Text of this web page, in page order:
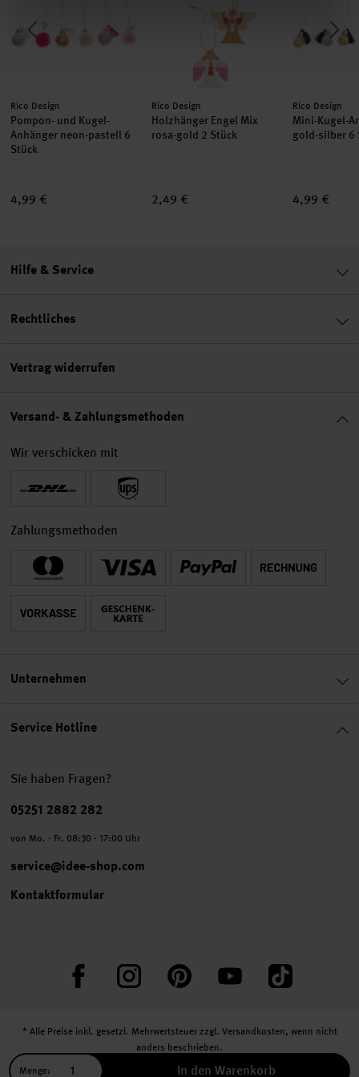
Menge: In den Warenkorb
Hersteller:
Rico Design
Pompon- und Kugel-
Anhänger neon-pastell 6
Stück
4,99 €
Hersteller:
Rico Design
Holzhänger Engel Mix
rosa-gold 2 Stück
2,49 €
Hersteller:
Rico Design
Mini-Kugel-
gold-silber 6
4,99 €
Service Hotline
Sie haben Fragen?
Telefonnummer
05251 2882 282
von Mo. - Fr. 08:30 - 17:00 Uhr
service@idee-shop.com
Kontaktformular
FacebookInstagram PinterestYouTube TikTok
Hilfe & Service
Rechtliches
Vertrag widerrufen
Versand- & Zahlungsmethoden
Wir verschicken mit
Zahlungsmethoden
Unternehmen
* Alle Preise inkl. gesetzl. Mehrwertsteuer zzgl. Versandkosten, wenn nicht
anders beschrieben.
** Jede:r Abonnent:in erhält bei erstmaliger Anmeldung für unseren Newsletter